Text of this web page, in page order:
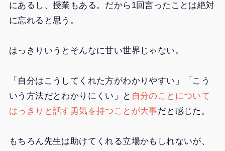
にあるし、授業もある。だから1回言ったことは絶対
に忘れると思う。
はっきりいうとそんなに甘い世界じゃない。
「自分はこうしてくれた方がわかりやすい」「こう
いう方法だとわかりにくい」と 自分のことについて
はっきりと話す勇気を持つことが大事だと感じた。
もちろん先生は助けてくれる立場かもしれないが、